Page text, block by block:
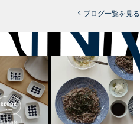
ブログ一覧を見る